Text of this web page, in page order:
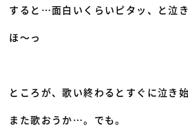
すると…面白いくらいピタッ、と泣
ほ～っ
ところが、歌い終わるとすぐに泣き始
また歌おうか…。でも。